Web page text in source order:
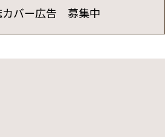
カバー広告 募集中